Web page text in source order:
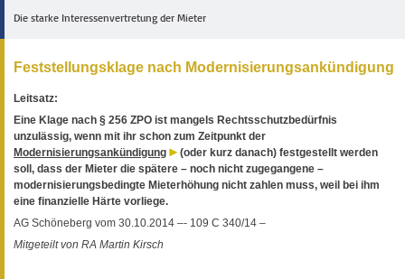
Die starke Interessenvertretung der Mieter
Feststellungsklage nach Modernisierungsankündigung
Leitsatz:
Eine Klage nach § 256 ZPO ist mangels Rechtsschutzbedürfnis
unzulässig, wenn mit ihr schon zum Zeitpunkt der
Modernisierungsankündigung
(oder kurz danach) festgestellt werden
soll, dass der Mieter die spätere – noch nicht zugegangene –
modernisierungsbedingte Mieterhöhung nicht zahlen muss, weil bei ihm
eine finanzielle Härte vorliege.
AG Schöneberg vom 30.10.2014 –- 109 C 340/14 –
Mitgeteilt von RA Martin Kirsch